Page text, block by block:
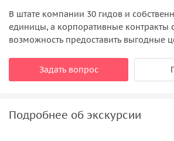
В штате компании 30 гидов и
единицы, а корпоративные контракты
возможность предоставить выгодные
Задать вопрос
Подробнее об экскурсии